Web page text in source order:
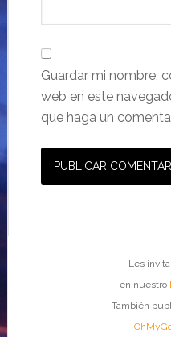
Guardar mi nombre,
web en este
que haga un
Les
en nuestro
También